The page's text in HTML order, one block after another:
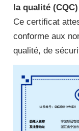
la qualité (CQC)
Ce certificat
conforme aux
qualité, de